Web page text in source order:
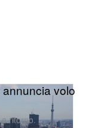
volo
ritorno.